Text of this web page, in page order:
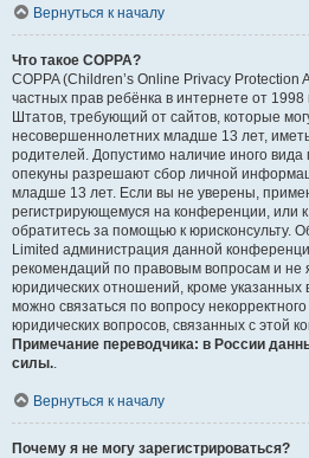
Вернуться к началу
Что такое COPPA?
COPPA (Children’s Online Privacy Protection
частных прав ребёнка в интернете от
Штатов, требующий от сайтов, которые
несовершеннолетних младше 13 лет,
родителей. Допустимо наличие иного вида
опекуны разрешают сбор личной
младше 13 лет. Если вы не уверены,
регистрирующемуся на конференции, или
обратитесь за помощью к юрисконсульту.
Limited администрация данной
рекомендаций по правовым вопросам и не
юридических отношений, кроме указанных
можно связаться по вопросу
юридических вопросов, связанных с этой
Примечание переводчика: в России
силы..
Вернуться к началу
Почему я не могу зарегистрироваться?